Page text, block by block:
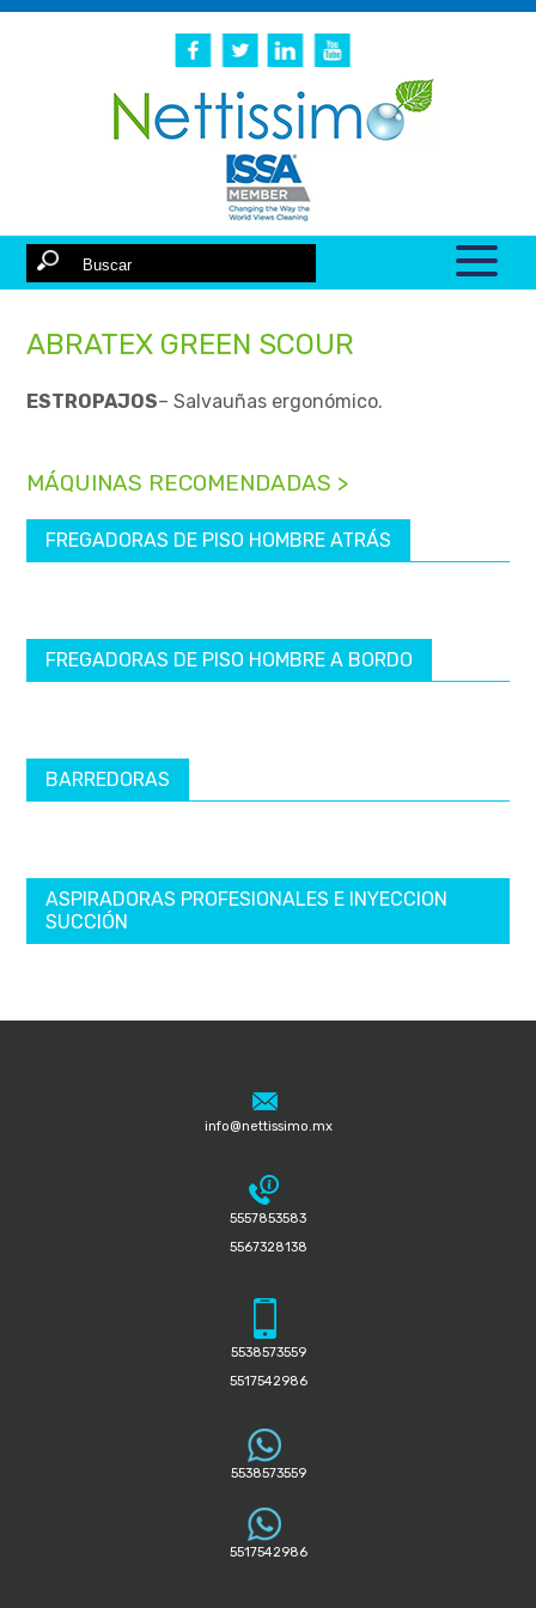
ABRATEX GREEN SCOUR
ESTROPAJOS– Salvauñas ergonómico.
MÁQUINAS RECOMENDADAS >
FREGADORAS DE PISO HOMBRE ATRÁS
FREGADORAS DE PISO HOMBRE A BORDO
BARREDORAS
ASPIRADORAS PROFESIONALES E INYECCION
SUCCIÓN
info@nettissimo.mx
5557853583
5567328138
5538573559
5517542986
5538573559
5517542986